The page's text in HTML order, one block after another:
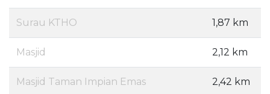
Surau KTHO 1,87 km
Masjid 2,12 km
Masjid Taman Impian Emas 2,42 km